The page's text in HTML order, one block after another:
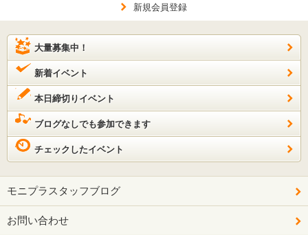
新規会員登録
大量募集中！
新着イベント
本日締切りイベント
ブログなしでも参加できます
チェックしたイベント
モニプラスタッフブログ
お問い合わせ